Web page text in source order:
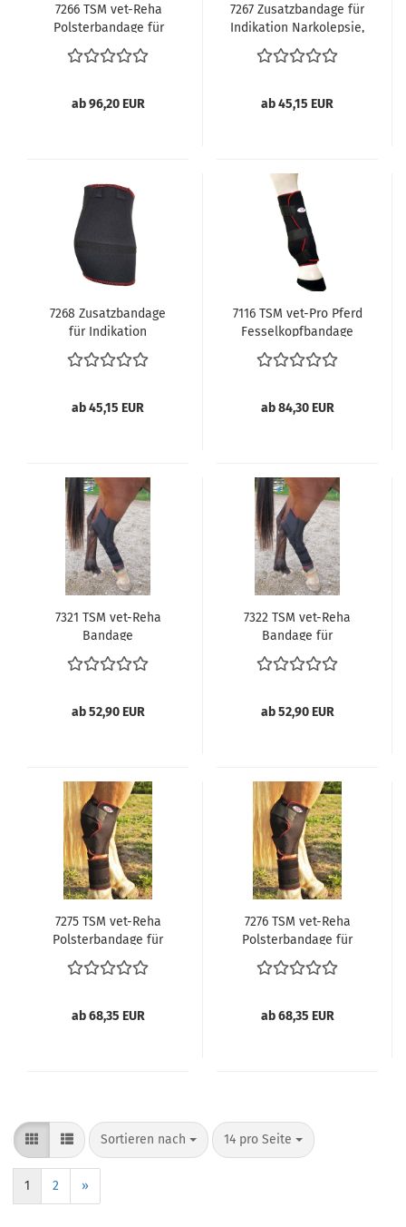
7266 TSM vet-Reha
Polsterbandage für
Vorderfußwurzelgelenk,
rechts,
ab 96,20 EUR
7267 Zusatzbandage für
Indikation Narkolepsie,
links,
Pferdegamaschen
ab 45,15 EUR
7268 Zusatzbandage
für Indikation
Narkolepsie, rechts,
Pferdegamaschen
ab 45,15 EUR
7116 TSM vet-Pro Pferd
Fesselkopfbandage
hinten, mit
Streifschutz,
ab 84,30 EUR
7321 TSM vet-Reha
Bandage
Sprunggelenk, links,
Pferdegamaschen
ab 52,90 EUR
7322 TSM vet-Reha
Bandage für
Sprunggelenk, rechts,
Pferdegamaschen
ab 52,90 EUR
7275 TSM vet-Reha
Polsterbandage für
Sprunggelenk, links,
Pferdegamaschen
ab 68,35 EUR
7276 TSM vet-Reha
Polsterbandage für
Sprunggelenk, rechts,
Pferdegamaschen
ab 68,35 EUR
Sortieren nach
Sortieren nach 14 pro Seite
pro Seite
1 2 »